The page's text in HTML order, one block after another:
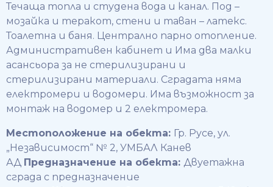
Течаща топла и студена вода и канал. Под –
мозайка и теракот, стени и таван – латекс.
Тоалетна и баня. Централно парно отопление.
Административен кабинет и Има два малки
асансьора за не стерилизирани и
стерилизирани материали. Сградата няма
електромери и водомери. Има възможност за
монтаж на водомер и 2 електромера.
Местоположение на обекта: Гр. Русе, ул.
„Независимост“ № 2, УМБАЛ Канев
АД Предназначение на обекта: Двуетажна
сграда с предназначение